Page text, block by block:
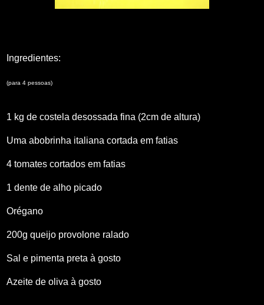
Ingredientes:
(para 4 pessoas)
1 kg de costela desossada fina (2cm de altura)
Uma abobrinha italiana cortada em fatias
4 tomates cortados em fatias
1 dente de alho picado
Orégano
200g queijo provolone ralado
Sal e pimenta preta à gosto
Azeite de oliva à gosto